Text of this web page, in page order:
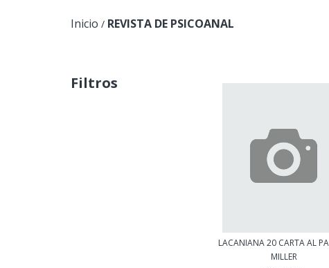
Inicio / REVISTA DE PSICOANAL
Filtros
LACANIANA 20 CARTA AL
MILLER